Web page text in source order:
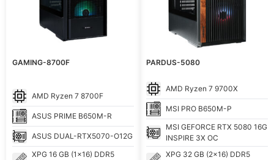
GAMING-8700F
AMD Ryzen 7 8700F
ASUS PRIME B650M-R
ASUS DUAL-RTX5070-O12G
XPG 16 GB (1x16) DDR5
PARDUS-5080
AMD Ryzen 7 9700X
MSI PRO B650M-P
MSI GEFORCE RTX 5080 16G
INSPIRE 3X OC
XPG 32 GB (2x16) DDR5